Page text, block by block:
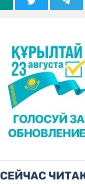
СЕЙЧАС